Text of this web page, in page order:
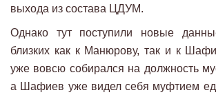
выхода из состава ЦДУМ.
Однако тут поступили новые
близких как к Манюрову, так и к
уже вовсю собирался на должность
а Шафиев уже видел себя муфтием